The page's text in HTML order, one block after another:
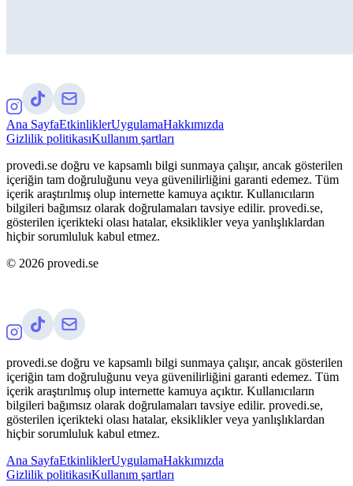
Ana SayfaEtkinliklerUygulamaHakkımızda
Gizlilik politikasıKullanım şartları
provedi.se doğru ve kapsamlı bilgi sunmaya çalışır, ancak gösterilen
içeriğin tam doğruluğunu veya güvenilirliğini garanti edemez. Tüm
içerik araştırılmış olup internette kamuya açıktır. Kullanıcıların
bilgileri bağımsız olarak doğrulamaları tavsiye edilir. provedi.se,
gösterilen içerikteki olası hatalar, eksiklikler veya yanlışlıklardan
hiçbir sorumluluk kabul etmez.
© 2026 provedi.se
provedi.se doğru ve kapsamlı bilgi sunmaya çalışır, ancak gösterilen
içeriğin tam doğruluğunu veya güvenilirliğini garanti edemez. Tüm
içerik araştırılmış olup internette kamuya açıktır. Kullanıcıların
bilgileri bağımsız olarak doğrulamaları tavsiye edilir. provedi.se,
gösterilen içerikteki olası hatalar, eksiklikler veya yanlışlıklardan
hiçbir sorumluluk kabul etmez.
Ana SayfaEtkinliklerUygulamaHakkımızda
Gizlilik politikasıKullanım şartları